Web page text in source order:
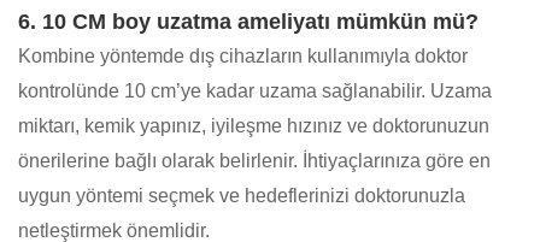
6. 10 CM boy uzatma ameliyatı mümkün mü?
Kombine yöntemde dış cihazların kullanımıyla doktor
kontrolünde 10 cm’ye kadar uzama sağlanabilir. Uzama
miktarı, kemik yapınız, iyileşme hızınız ve doktorunuzun
önerilerine bağlı olarak belirlenir. İhtiyaçlarınıza göre en
uygun yöntemi seçmek ve hedeflerinizi doktorunuzla
netleştirmek önemlidir.